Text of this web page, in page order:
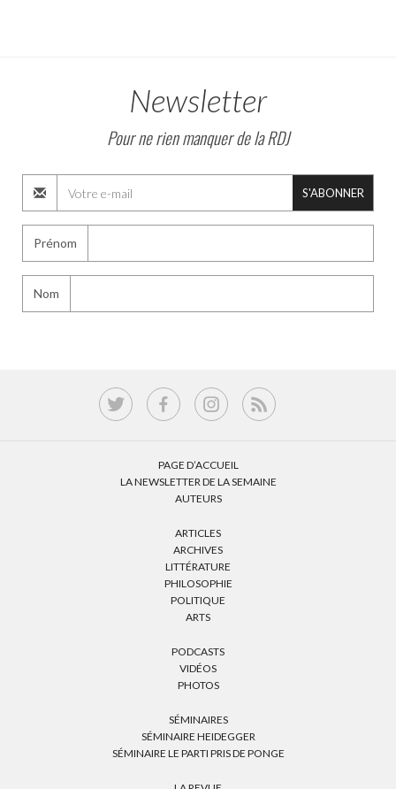
Newsletter
Pour ne rien manquer de la RDJ
S'ABONNER
Prénom
Nom
PAGE D’ACCUEIL
LA NEWSLETTER DE LA SEMAINE
AUTEURS
ARTICLES
ARCHIVES
LITTÉRATURE
PHILOSOPHIE
POLITIQUE
ARTS
PODCASTS
VIDÉOS
PHOTOS
SÉMINAIRES
SÉMINAIRE HEIDEGGER
SÉMINAIRE LE PARTI PRIS DE PONGE